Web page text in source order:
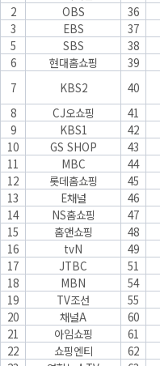
2
OBS 36
3
EBS 37
5
SBS 38
6
현대홈쇼핑 39
7
KBS2 40
8
CJ오쇼핑 41
9
KBS1 42
10
GS SHOP 43
11
MBC 44
12
롯데홈쇼핑 45
13
E채널 46
14
NS홈쇼핑 47
15
홈앤쇼핑 48
16
tvN 49
17
JTBC 51
18
MBN 54
19
TV조선 55
20
채널A 60
21
아임쇼핑 61
22
쇼핑엔티 62